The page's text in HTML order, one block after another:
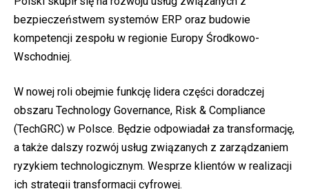
bezpieczeństwem systemów ERP oraz budowie
kompetencji zespołu w regionie Europy Środkowo-
Wschodniej.
W nowej roli obejmie funkcję lidera części doradczej
obszaru Technology Governance, Risk & Compliance
(TechGRC) w Polsce. Będzie odpowiadał za transformację,
a także dalszy rozwój usług związanych z zarządzaniem
ryzykiem technologicznym. Wesprze klientów w realizacji
ich strategii transformacji cyfrowej.